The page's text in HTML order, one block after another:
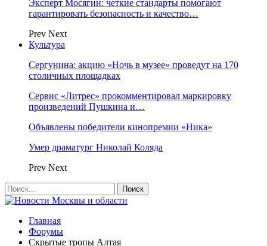
Эксперт Мосягин: четкие стандарты помогают
гарантировать безопасность и качество…
Prev Next
Культура
Сергунина: акцию «Ночь в музее» проведут на 170
столичных площадках
Сервис «Литрес» прокомментировал маркировку
произведений Пушкина и…
Объявлены победители кинопремии «Ника»
Умер драматург Николай Коляда
Prev Next
Главная
Форумы
Скрытые тропы Алтая